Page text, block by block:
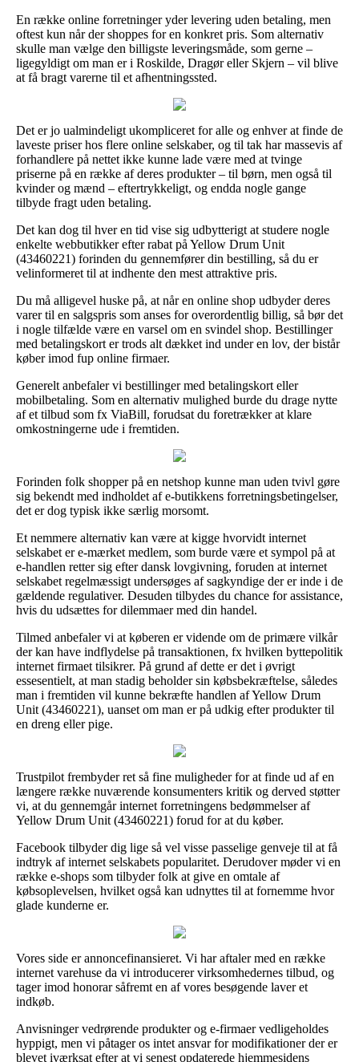
En række online forretninger yder levering uden betaling, men
oftest kun når der shoppes for en konkret pris. Som alternativ
skulle man vælge den billigste leveringsmåde, som gerne –
ligegyldigt om man er i Roskilde, Dragør eller Skjern – vil blive
at få bragt varerne til et afhentningssted.
Det er jo ualmindeligt ukompliceret for alle og enhver at finde de
laveste priser hos flere online selskaber, og til tak har massevis af
forhandlere på nettet ikke kunne lade være med at tvinge
priserne på en række af deres produkter – til børn, men også til
kvinder og mænd – eftertrykkeligt, og endda nogle gange
tilbyde fragt uden betaling.
Det kan dog til hver en tid vise sig udbytterigt at studere nogle
enkelte webbutikker efter rabat på Yellow Drum Unit
(43460221) forinden du gennemfører din bestilling, så du er
velinformeret til at indhente den mest attraktive pris.
Du må alligevel huske på, at når en online shop udbyder deres
varer til en salgspris som anses for overordentlig billig, så bør det
i nogle tilfælde være en varsel om en svindel shop. Bestillinger
med betalingskort er trods alt dækket ind under en lov, der bistår
køber imod fup online firmaer.
Generelt anbefaler vi bestillinger med betalingskort eller
mobilbetaling. Som en alternativ mulighed burde du drage nytte
af et tilbud som fx ViaBill, forudsat du foretrækker at klare
omkostningerne ude i fremtiden.
Forinden folk shopper på en netshop kunne man uden tvivl gøre
sig bekendt med indholdet af e-butikkens forretningsbetingelser,
det er dog typisk ikke særlig morsomt.
Et nemmere alternativ kan være at kigge hvorvidt internet
selskabet er e-mærket medlem, som burde være et sympol på at
e-handlen retter sig efter dansk lovgivning, foruden at internet
selskabet regelmæssigt undersøges af sagkyndige der er inde i de
gældende regulativer. Desuden tilbydes du chance for assistance,
hvis du udsættes for dilemmaer med din handel.
Tilmed anbefaler vi at køberen er vidende om de primære vilkår
der kan have indflydelse på transaktionen, fx hvilken byttepolitik
internet firmaet tilsikrer. På grund af dette er det i øvrigt
essesentielt, at man stadig beholder sin købsbekræftelse, således
man i fremtiden vil kunne bekræfte handlen af Yellow Drum
Unit (43460221), uanset om man er på udkig efter produkter til
en dreng eller pige.
Trustpilot frembyder ret så fine muligheder for at finde ud af en
længere række nuværende konsumenters kritik og derved støtter
vi, at du gennemgår internet forretningens bedømmelser af
Yellow Drum Unit (43460221) forud for at du køber.
Facebook tilbyder dig lige så vel visse passelige genveje til at få
indtryk af internet selskabets popularitet. Derudover møder vi en
række e-shops som tilbyder folk at give en omtale af
købsoplevelsen, hvilket også kan udnyttes til at fornemme hvor
glade kunderne er.
Vores side er annoncefinansieret. Vi har aftaler med en række
internet varehuse da vi introducerer virksomhedernes tilbud, og
tager imod honorar såfremt en af vores besøgende laver et
indkøb.
Anvisninger vedrørende produkter og e-firmaer vedligeholdes
hyppigt, men vi påtager os intet ansvar for modifikationer der er
blevet iværksat efter at vi senest opdaterede hjemmesidens